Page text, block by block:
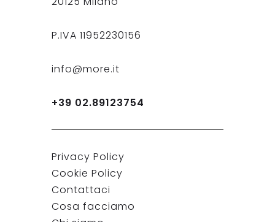
P.IVA 11952230156
info@more.it
+39 02.89123754
Privacy Policy
Cookie Policy
Contattaci
Cosa facciamo